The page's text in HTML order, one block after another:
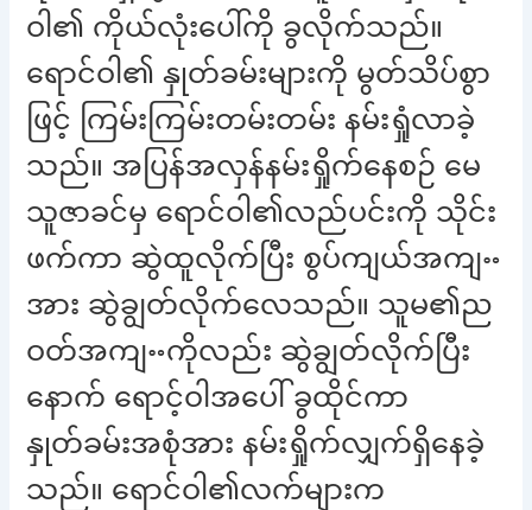
ဝါ၏ ကိုယ်လုံးပေါ်ကို ခွလိုက်သည်။
ရောင်ဝါ၏ နှုတ်ခမ်းများကို မွတ်သိပ်စွာ
ဖြင့် ကြမ်းကြမ်းတမ်းတမ်း နမ်းရှုံလာခဲ့
သည်။ အပြန်အလှန်နမ်းရှိုက်နေစဉ် မေ
သူဇာခင်မှ ရောင်ဝါ၏လည်ပင်းကို သိုင်း
ဖက်ကာ ဆွဲထူလိုက်ပြီး စွပ်ကျယ်အကျႌ
အား ဆွဲချွတ်လိုက်လေသည်။ သူမ၏ည
ဝတ်အကျႌကိုလည်း ဆွဲချွတ်လိုက်ပြီး
နောက် ရောင့်ဝါအပေါ် ခွထိုင်ကာ
နှုတ်ခမ်းအစုံအား နမ်းရှိုက်လျှက်ရှိနေခဲ့
သည်။ ရောင်ဝါ၏လက်များက